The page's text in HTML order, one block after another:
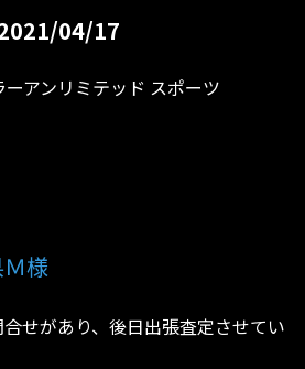
04/17
アンリミテッド スポーツ
様
せがあり、後日出張査定させてい